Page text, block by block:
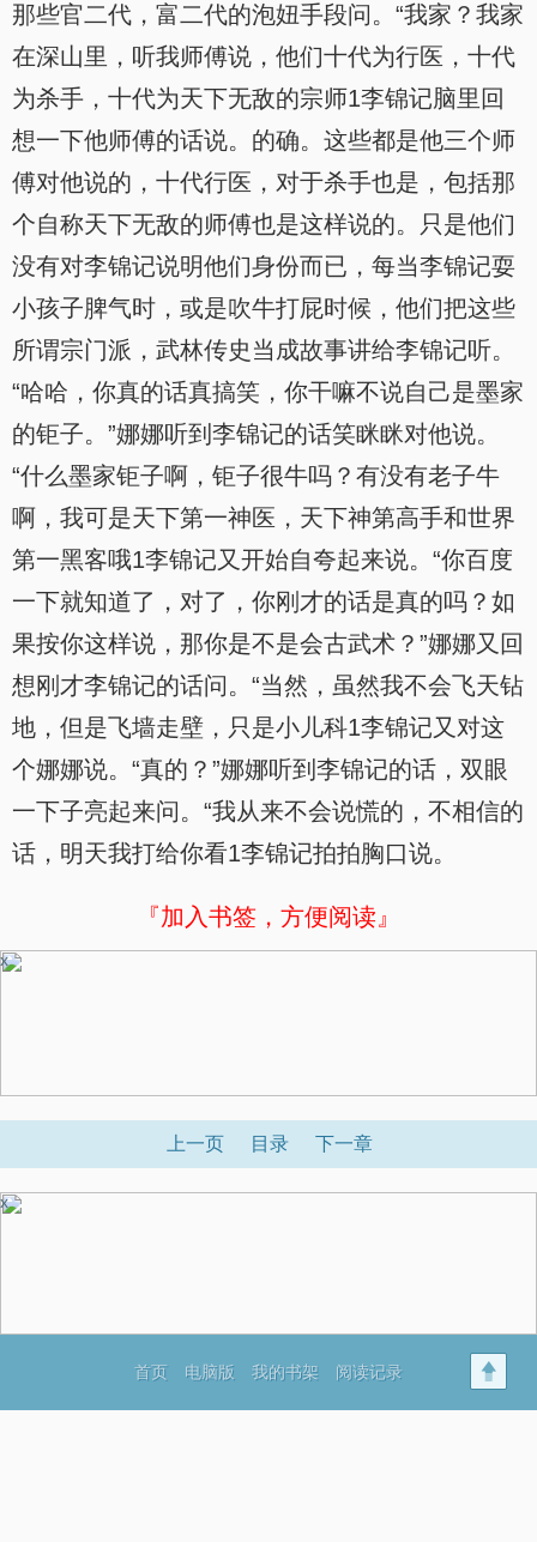
那些官二代，富二代的泡妞手段问。“我家？我家
在深山里，听我师傅说，他们十代为行医，十代
为杀手，十代为天下无敌的宗师1李锦记脑里回
想一下他师傅的话说。的确。这些都是他三个师
傅对他说的，十代行医，对于杀手也是，包括那
个自称天下无敌的师傅也是这样说的。只是他们
没有对李锦记说明他们身份而已，每当李锦记耍
小孩子脾气时，或是吹牛打屁时候，他们把这些
所谓宗门派，武林传史当成故事讲给李锦记听。
“哈哈，你真的话真搞笑，你干嘛不说自己是墨家
的钜子。”娜娜听到李锦记的话笑眯眯对他说。
“什么墨家钜子啊，钜子很牛吗？有没有老子牛
啊，我可是天下第一神医，天下神第高手和世界
第一黑客哦1李锦记又开始自夸起来说。“你百度
一下就知道了，对了，你刚才的话是真的吗？如
果按你这样说，那你是不是会古武术？”娜娜又回
想刚才李锦记的话问。“当然，虽然我不会飞天钻
地，但是飞墙走壁，只是小儿科1李锦记又对这
个娜娜说。“真的？”娜娜听到李锦记的话，双眼
一下子亮起来问。“我从来不会说慌的，不相信的
话，明天我打给你看1李锦记拍拍胸口说。
『加入书签，方便阅读』
x
上一页 目录 下一章
x
首页 电脑版 我的书架 阅读记录